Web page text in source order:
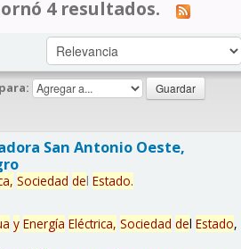
4 resultados.
San Antonio Oeste,
Sociedad del Estado.
y Energía Eléctrica, Sociedad del Estado,